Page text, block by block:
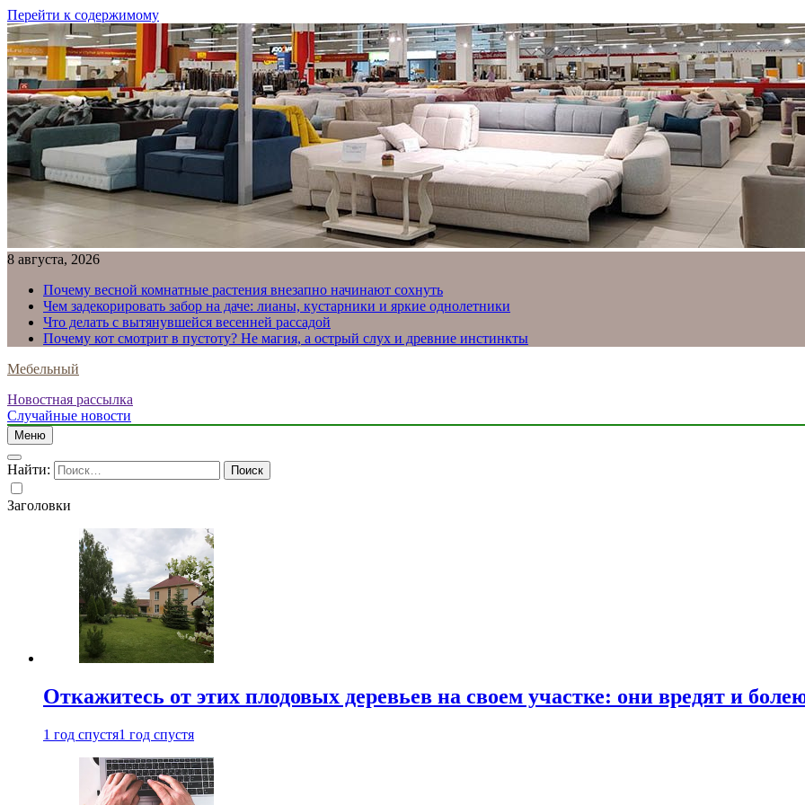
Перейти к содержимому
8 августа, 2026
Почему весной комнатные растения внезапно начинают сохнуть
Чем задекорировать забор на даче: лианы, кустарники и яркие однолетники
Что делать с вытянувшейся весенней рассадой
Почему кот смотрит в пустоту? Не магия, а острый слух и древние инстинкты
Мебельный
Новостная рассылка
Случайные новости
Меню
Найти:
Заголовки
Откажитесь от этих плодовых деревьев на своем участке: они вредят и
1 год спустя1 год спустя